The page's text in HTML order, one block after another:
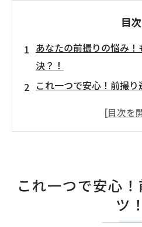
目次
あなたの前撮りの悩み
決？！
これ一つで安心！前撮り
その① スタジオ選
い！
これ一つで安心
ツ！